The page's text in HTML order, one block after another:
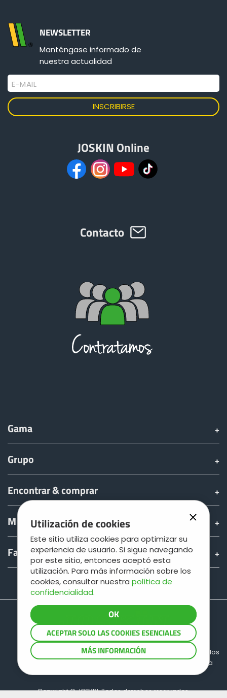
Utilización de cookies
Este sitio utiliza cookies para optimizar su
experiencia de usuario. Si sigue navegando
por este sitio, entonces aceptó esta
utilización. Para más información sobre los
cookies, consultar nuestra política de
confidencialidad.
ACEPTAR SOLO LAS COOKIES ESENCIALES
MÁS INFORMACIÓN
NEWSLETTER
Manténgase informado de
nuestra actualidad
E-MAIL
JOSKIN Online
Contacto
Gama
Grupo
Encontrar & comprar
Mundo JOSKIN
Fan shop
Teamviewer
Sitio map Informaciones legales
Protección de los
datos
Condiciones generales de venta
Copyright © JOSKIN. Todos derechos reservados.